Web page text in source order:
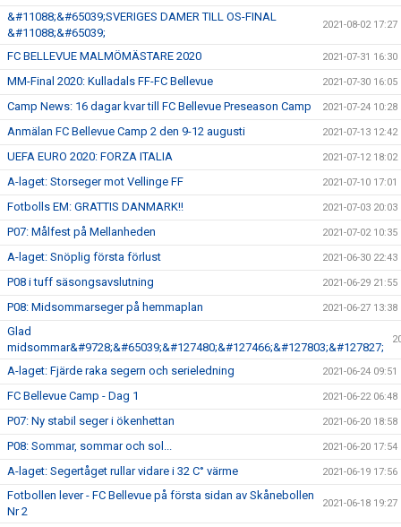
&#11088;&#65039;SVERIGES DAMER TILL OS-FINAL
&#11088;&#65039;
2021-08-02 17:27
FC BELLEVUE MALMÖMÄSTARE 2020 2021-07-31 16:30
MM-Final 2020: Kulladals FF-FC Bellevue 2021-07-30 16:05
Camp News: 16 dagar kvar till FC Bellevue Preseason Camp 2021-07-24 10:28
Anmälan FC Bellevue Camp 2 den 9-12 augusti 2021-07-13 12:42
UEFA EURO 2020: FORZA ITALIA 2021-07-12 18:02
A-laget: Storseger mot Vellinge FF 2021-07-10 17:01
Fotbolls EM: GRATTIS DANMARK!! 2021-07-03 20:03
P07: Målfest på Mellanheden 2021-07-02 10:35
A-laget: Snöplig första förlust 2021-06-30 22:43
P08 i tuff säsongsavslutning 2021-06-29 21:55
P08: Midsommarseger på hemmaplan 2021-06-27 13:38
Glad
midsommar&#9728;&#65039;&#127480;&#127466;&#127803;&#127827;
A-laget: Fjärde raka segern och serieledning 2021-06-24 09:51
FC Bellevue Camp - Dag 1 2021-06-22 06:48
P07: Ny stabil seger i ökenhettan 2021-06-20 18:58
P08: Sommar, sommar och sol... 2021-06-20 17:54
A-laget: Segertåget rullar vidare i 32 C° värme 2021-06-19 17:56
Fotbollen lever - FC Bellevue på första sidan av Skånebollen
Nr 2
2021-06-18 19:27